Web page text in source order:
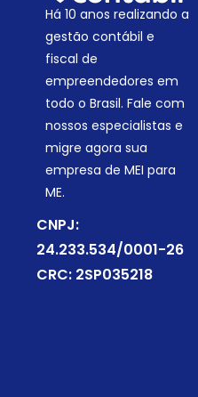
Há 10 anos realizando a
gestão contábil e
fiscal de
empreendedores em
todo o Brasil. Fale com
nossos especialistas e
migre agora sua
empresa de MEI para
ME.
CNPJ:
24.233.534/0001-26
CRC: 2SP035218